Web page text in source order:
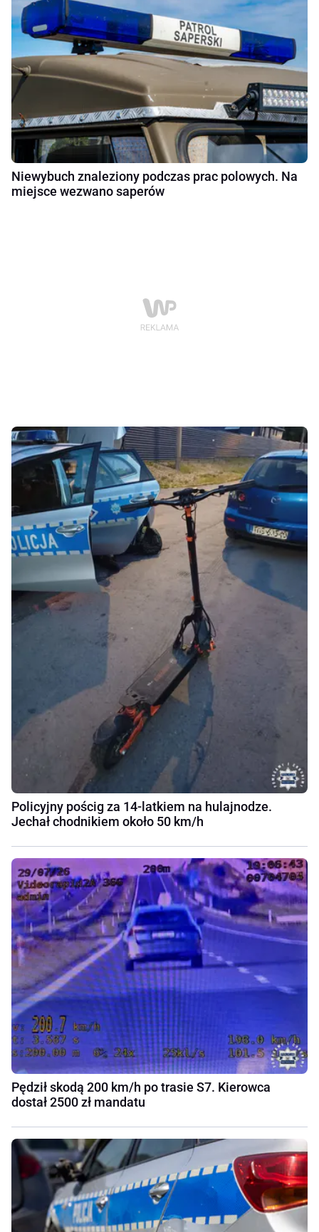
Niewybuch znaleziony podczas prac polowych. Na
miejsce wezwano saperów
Policyjny pościg za 14-latkiem na hulajnodze.
Jechał chodnikiem około 50 km/h
Pędził skodą 200 km/h po trasie S7. Kierowca
dostał 2500 zł mandatu